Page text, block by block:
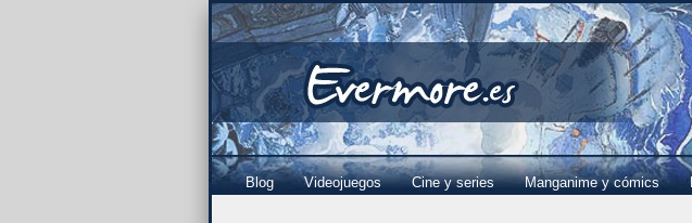
Blog Videojuegos Cine y series Manganime y cómics